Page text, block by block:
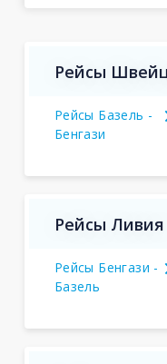
Рейсы
Рейсы Базель -
Бенгази
Рейсы
Рейсы Бенгази -
Базель